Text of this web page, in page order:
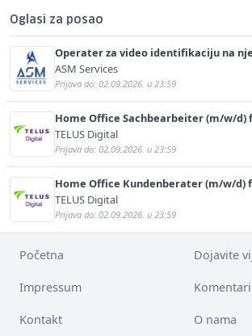
Oglasi za posao
Operater za video identifikaciju na
(m/ž)
ASM Services
Prijava do: 02.09.2026. u 23:59
Home Office Sachbearbeiter (m/w/d)
bekannten deutschen
TELUS Digital
Prijava do: 02.09.2026. u 23:59
Home Office Kundenberater (m/w/d)
renommiertes Schuhunternehmen
TELUS Digital
Prijava do: 02.09.2026. u 23:59
Početna Dojavite
Impressum Komentari
Kontakt O nama